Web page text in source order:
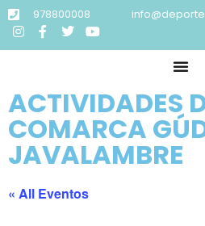
978800008
ACTIVIDADES
COMARCA
JAVALAMBRE
« All Eventos